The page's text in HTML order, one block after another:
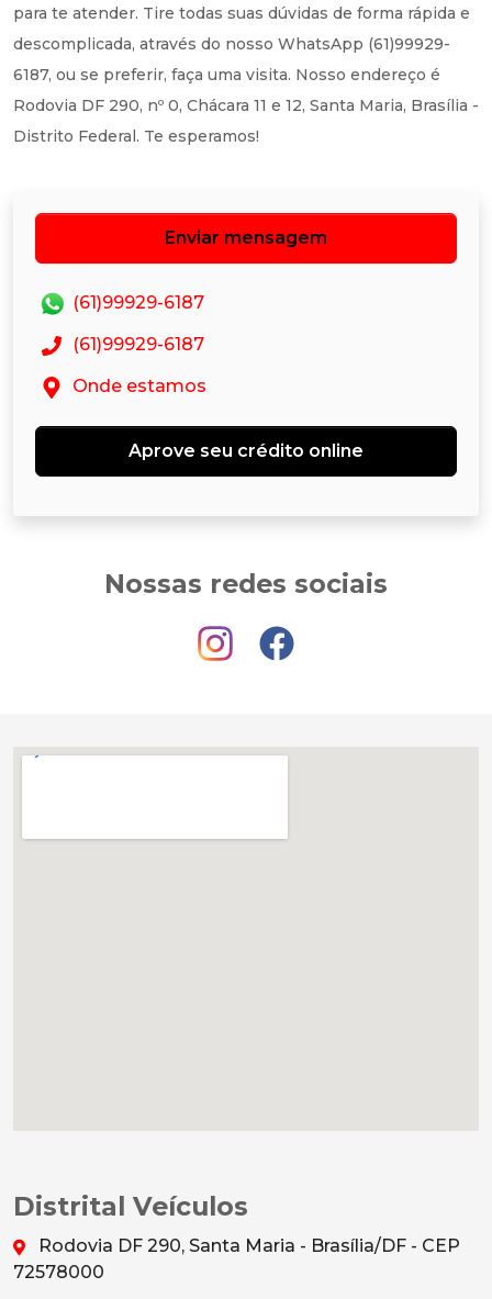
para te atender. Tire todas suas dúvidas de forma rápida e
descomplicada, através do nosso WhatsApp (61)99929-
6187, ou se preferir, faça uma visita. Nosso endereço é
Rodovia DF 290, nº 0, Chácara 11 e 12, Santa Maria, Brasília -
Distrito Federal. Te esperamos!
Enviar mensagem
(61)99929-6187
(61)99929-6187
Onde estamos
Aprove seu crédito online
Nossas redes sociais
Distrital Veículos
Rodovia DF 290, Santa Maria - Brasília/DF - CEP
72578000